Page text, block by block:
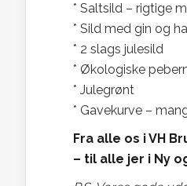
* Saltsild – rigtige
* Sild med gin og
* 2 slags julesild
* Økologiske
* Julegrønt
* Gavekurve –
Fra alle os i VH
– til alle jer i Ny